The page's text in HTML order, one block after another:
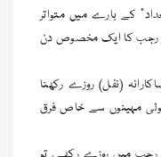
کے بارے میں متواتر
رجب کا ایک مخصوص دن
(نفل) روزے رکھنا
مہینوں سے خاص فرق